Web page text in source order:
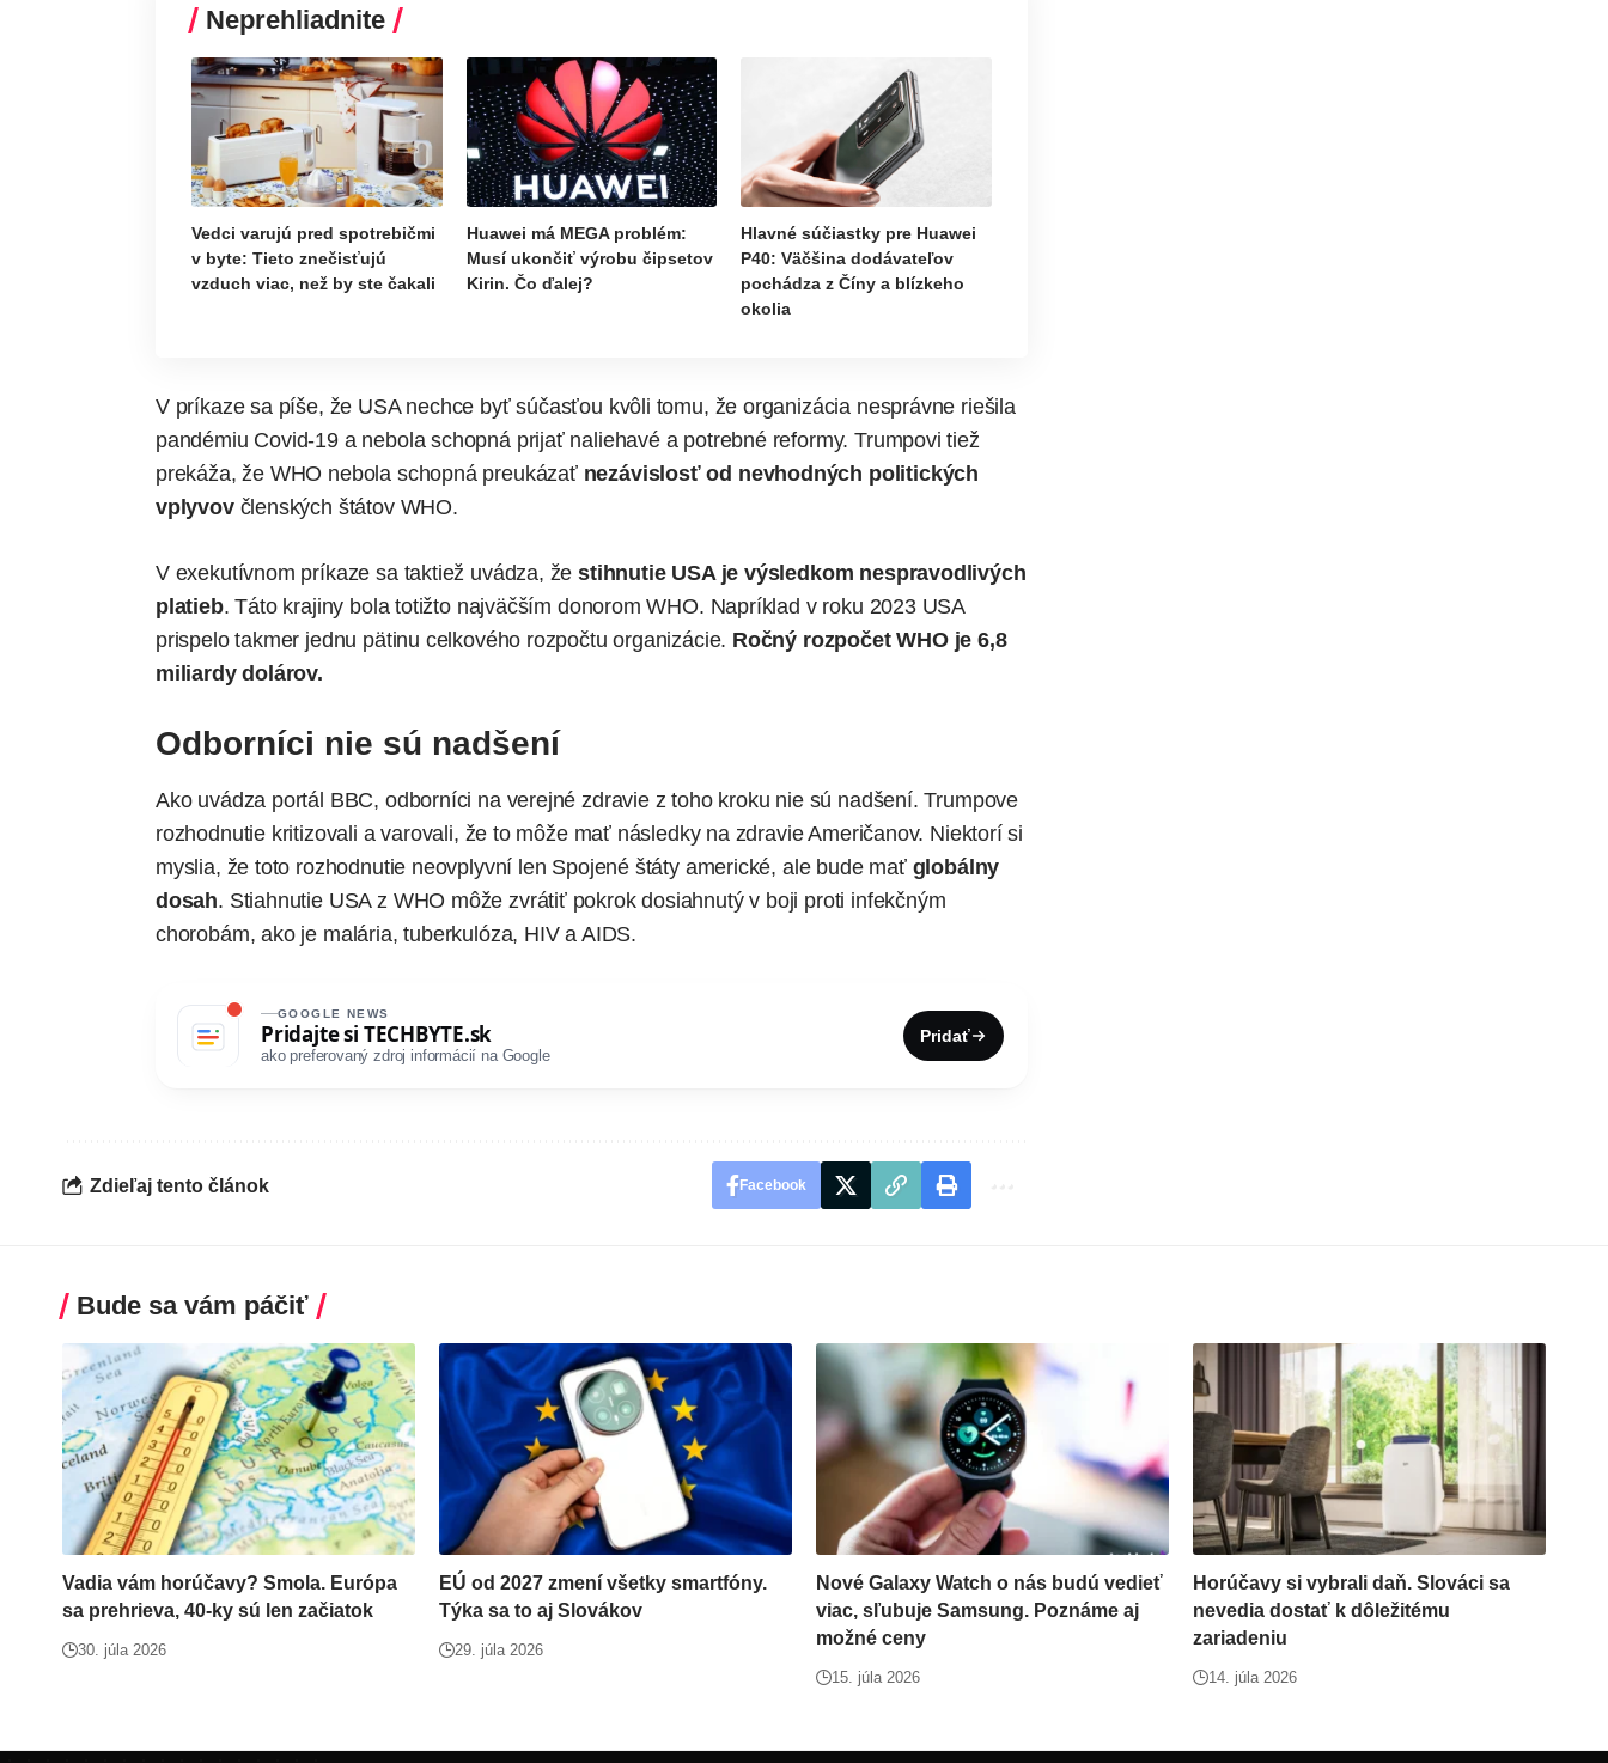
Neprehliadnite
Vedci varujú pred spotrebičmi
v byte: Tieto znečisťujú
vzduch viac, než by ste čakali
Huawei má MEGA problém:
Musí ukončiť výrobu čipsetov
Kirin. Čo ďalej?
Hlavné súčiastky pre Huawei
P40: Väčšina dodávateľov
pochádza z Číny a blízkeho
okolia
V príkaze sa píše, že USA nechce byť súčasťou kvôli tomu, že organizácia nesprávne riešila
pandémiu Covid-19 a nebola schopná prijať naliehavé a potrebné reformy.Trumpovi tiež
prekáža, že WHO nebola schopná preukázať nezávislosť od nevhodných politických
vplyvovčlenských štátov WHO.
V exekutívnom príkaze sa taktiež uvádza, žestihnutie USA je výsledkom nespravodlivých
platieb. Táto krajiny bola totižto najväčším donorom WHO. Napríklad v roku 2023 USA
prispelo takmer jednu pätinu celkového rozpočtu organizácie. Ročný rozpočet WHO je 6,8
miliardy dolárov.
Odborníci nie sú nadšení
Ako uvádza portál BBC, odborníci na verejné zdravie z toho kroku nie sú nadšení. Trumpove
rozhodnutie kritizovali a varovali, že to môže mať následky na zdravie Američanov. Niektorí si
myslia, že toto rozhodnutie neovplyvní len Spojené štáty americké, ale bude mať globálny
dosah. Stiahnutie USA z WHO môže zvrátiť pokrok dosiahnutý v boji proti infekčným
chorobám, ako je malária, tuberkulóza, HIV a AIDS.
GOOGLE NEWS
Pridajte si TECHBYTE.sk
ako preferovaný zdroj informácií na Google
Pridať
Zdieľaj tento článok Facebook
Bude sa vám páčiť
Vadia vám horúčavy? Smola. Európa
sa prehrieva, 40-ky sú len začiatok
30. júla 2026
EÚ od 2027 zmení všetky smartfóny.
Týka sa to aj Slovákov
29. júla 2026
Nové Galaxy Watch o nás budú vedieť
viac, sľubuje Samsung. Poznáme aj
možné ceny
15. júla 2026
Horúčavy si vybrali daň. Slováci sa
nevedia dostať k dôležitému
zariadeniu
14. júla 2026